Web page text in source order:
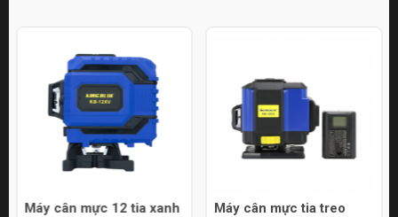
Máy cân mực 12 tia xanh
Máy cân mực tia treo